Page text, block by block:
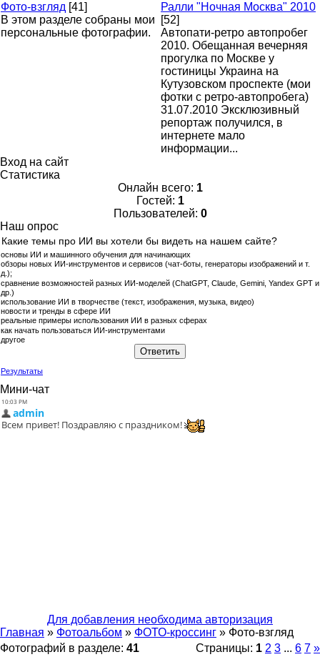
Фото-взгляд [41]
В этом разделе собраны мои
персональные фотографии.
Ралли "Ночная Москва" 2010
[52]
Автопати-ретро автопробег
2010. Обещанная вечерняя
прогулка по Москве у
гостиницы Украина на
Кутузовском проспекте (мои
фотки с ретро-автопробега)
31.07.2010 Эксклюзивный
репортаж получился, в
интернете мало
информации...
Вход на сайт
Статистика
Онлайн всего: 1
Гостей: 1
Пользователей: 0
Наш опрос
Какие темы про ИИ вы хотели бы видеть на нашем сайте?
основы ИИ и машинного обучения для начинающих
обзоры новых ИИ‑инструментов и сервисов (чат‑боты, генераторы изображений и т.
д.);
сравнение возможностей разных ИИ‑моделей (ChatGPT, Claude, Gemini, Yandex GPT и
др.)
использование ИИ в творчестве (текст, изображения, музыка, видео)
новости и тренды в сфере ИИ
реальные примеры использования ИИ в разных сферах
как начать пользоваться ИИ‑инструментами
другое
Результаты
Мини-чат
Для добавления необходима авторизация
Главная » Фотоальбом » ФОТО-кроссинг » Фото-взгляд
Фотографий в разделе: 41 Страницы: 1 2 3 ... 6 7 »